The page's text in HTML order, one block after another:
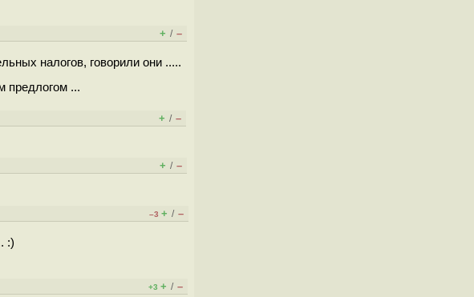
+ / –
налогов, говорили они .....
предлогом ...
+ / –
+ / –
–3 + / –
:)
+3 + / –